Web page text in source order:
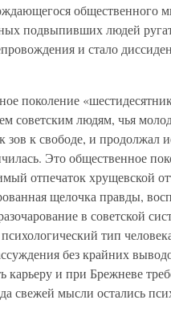
общественного
подвыпивших людей
и стало
поколение
советским людям, чья
зов к свободе, и продолжал
Это общественное
отпечаток хрущевской
щелочка правды,
в советской
тип
без крайних
и при Брежневе
свежей мысли остались